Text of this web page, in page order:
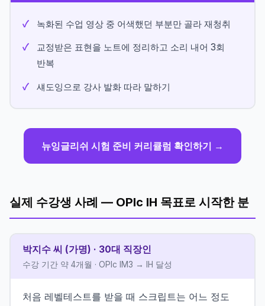
녹화된 수업 영상 중 어색했던 부분만 골라 재청취
교정받은 표현을 노트에 정리하고 소리 내어 3회
반복
섀도잉으로 강사 발화 따라 말하기
뉴잉글리쉬 시험 준비 커리큘럼 확인하기 →
실제 수강생 사례 — OPIc IH 목표로 시작한 분
박지수 씨 (가명) · 30대 직장인
수강 기간 약 4개월 · OPIc IM3 → IH 달성
처음 레벨테스트를 받을 때 스크립트는 어느 정도